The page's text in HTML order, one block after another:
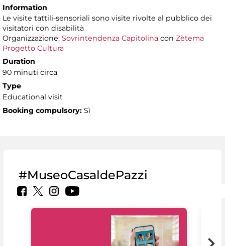
Information
Le visite tattili-sensoriali sono visite rivolte al pubblico dei
visitatori con disabilità
Organizzazione: Sovrintendenza Capitolina con Zètema
Progetto Cultura
Duration
90 minuti circa
Type
Educational visit
Booking compulsory: Sì
#MuseoCasaldePazzi